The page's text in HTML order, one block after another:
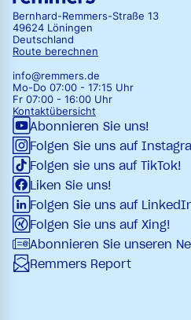
Bernhard-Remmers-Straße 13
49624 Löningen
Deutschland
Route berechnen
info@remmers.de
Mo-Do 07:00 - 17:15 Uhr
Fr 07:00 - 16:00 Uhr
Kontaktübersicht
Abonnieren Sie uns!
Folgen Sie uns auf
Folgen sie uns auf TikTok!
Liken Sie uns!
Folgen Sie uns auf
Folgen Sie uns auf Xing!
Abonnieren Sie unseren
Remmers Report